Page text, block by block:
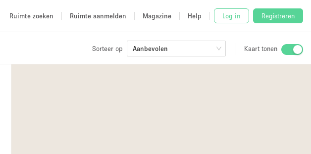
Ruimte zoeken Ruimte aanmelden Magazine Help Log in Registreren
Sorteer op Aanbevolen Kaart tonen